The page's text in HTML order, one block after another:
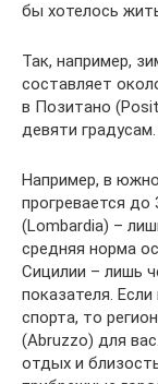
бы хотелось
Так, например,
составляет
в Позитано
девяти
Например, в
прогревается
(Lombardia) –
средняя норма
Сицилии – лишь
показателя.
спорта, то
(Abruzzo) для
отдых и